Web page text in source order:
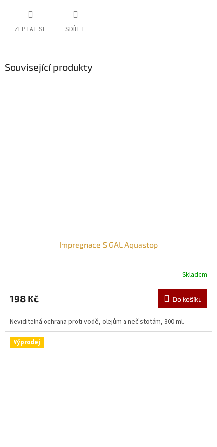
ZEPTAT SE SDÍLET
Související produkty
Impregnace SIGAL Aquastop
Skladem
198 Kč Do košíku
Neviditelná ochrana proti vodě, olejům a nečistotám, 300 ml.
Výprodej